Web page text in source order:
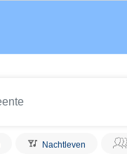
Nachtleven